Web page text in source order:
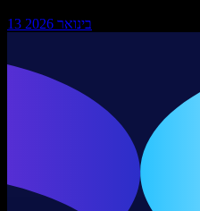
13 בינואר 2026